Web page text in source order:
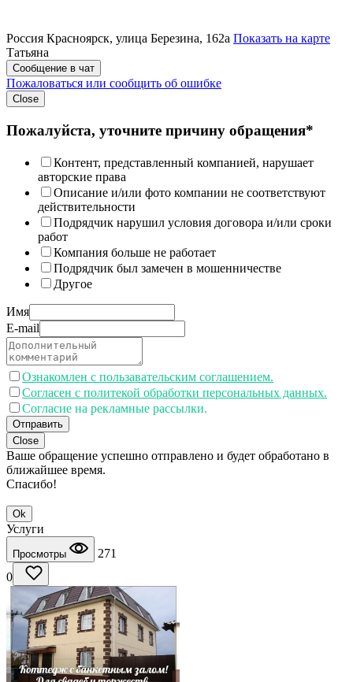
Россия Красноярск, улица Березина, 162а Показать на карте
Татьяна
Сообщение в чат
Пожаловаться или сообщить об ошибке
Close
Пожалуйста, уточните причину обращения*
Контент, представленный компанией, нарушает
авторские права
Описание и/или фото компании не соответствуют
действительности
Подрядчик нарушил условия договора и/или сроки
работ
Компания больше не работает
Подрядчик был замечен в мошенничестве
Другое
Имя
E-mail
Ознакомлен с пользавательским соглашением.
Согласен с политекой обработки персональных данных.
Согласие на рекламные рассылки.
Отправить
Close
Ваше обращение успешно отправлено и будет обработано в
ближайшее время.
Спасибо!
Ok
Услуги
Просмотры
271
0